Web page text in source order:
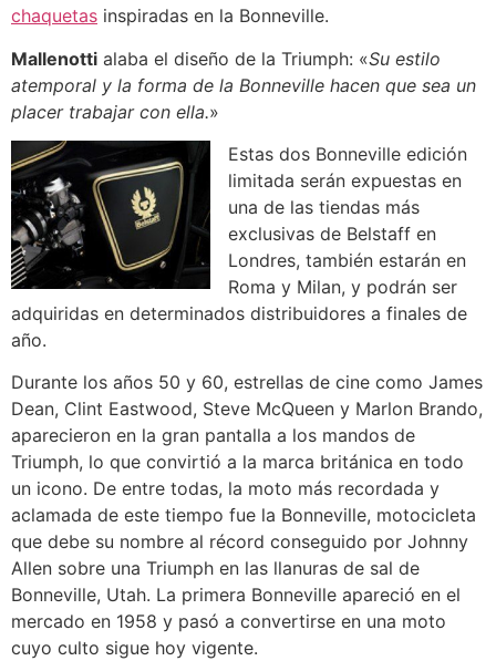
chaquetas inspiradas en la Bonneville.
Mallenotti alaba el diseño de la Triumph: «Su estilo
atemporal y la forma de la Bonneville hacen que sea un
placer trabajar con ella.»
Estas dos Bonneville edición
limitada serán expuestas en
una de las tiendas más
exclusivas de Belstaff en
Londres, también estarán en
Roma y Milan, y podrán ser
adquiridas en determinados distribuidores a finales de
año.
Durante los años 50 y 60, estrellas de cine como James
Dean, Clint Eastwood, Steve McQueen y Marlon Brando,
aparecieron en la gran pantalla a los mandos de
Triumph, lo que convirtió a la marca británica en todo
un icono. De entre todas, la moto más recordada y
aclamada de este tiempo fue la Bonneville, motocicleta
que debe su nombre al récord conseguido por Johnny
Allen sobre una Triumph en las llanuras de sal de
Bonneville, Utah. La primera Bonneville apareció en el
mercado en 1958 y pasó a convertirse en una moto
cuyo culto sigue hoy vigente.